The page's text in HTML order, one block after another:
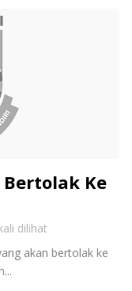
Ke
dilihat
akan bertolak ke